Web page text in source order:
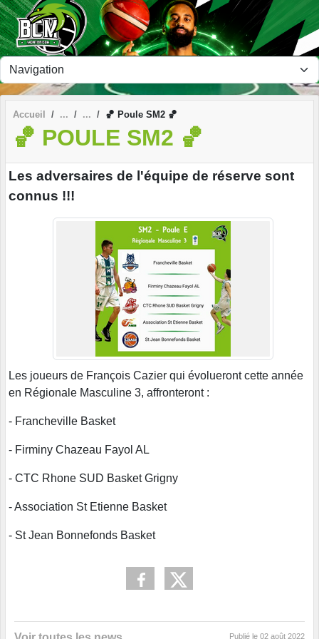
Accueil 🏀 Poule SM2 🏀
🏀 POULE SM2 🏀
Les adversaires de l'équipe de réserve sont
connus !!!
Les joueurs de François Cazier qui évolueront cette année
en Régionale Masculine 3, affronteront :
- Francheville Basket
- Firminy Chazeau Fayol AL
- CTC Rhone SUD Basket Grigny
- Association St Etienne Basket
- St Jean Bonnefonds Basket
Publié le 02 août 2022
Panneau de gestion des cookies